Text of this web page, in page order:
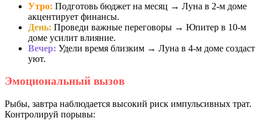
Утро: Подготовь бюджет на месяц → Луна в 2-м доме
акцентирует финансы.
День: Проведи важные переговоры → Юпитер в 10-м
доме усилит влияние.
Вечер: Удели время близким → Луна в 4-м доме создаст
уют.
Эмоциональный вызов
Рыбы, завтра наблюдается высокий риск импульсивных трат.
Контролируй порывы: